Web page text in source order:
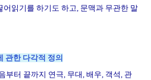
읽기를 하기도 하고, 문맥과 무관한 말
관한 다각적 정의
부터 끝까지 연극, 무대, 배우, 객석, 관